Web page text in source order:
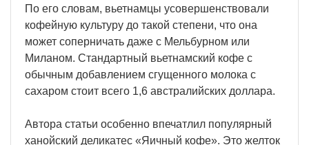
По его словам, вьетнамцы усовершенствовали
кофейную культуру до такой степени, что она
может соперничать даже с Мельбурном или
Миланом. Стандартный вьетнамский кофе с
обычным добавлением сгущенного молока с
сахаром стоит всего 1,6 австралийских доллара.
Автора статьи особенно впечатлил популярный
ханойский деликатес «Яичный кофе». Это желток